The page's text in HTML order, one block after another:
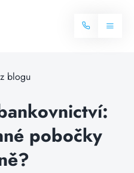
Toggle
internetu
o internetu
Televize
blogu
pobočky